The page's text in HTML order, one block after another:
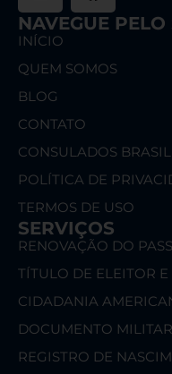
NAVEGUE PELO
INÍCIO
QUEM SOMOS
BLOG
CONTATO
CONSULADOS
POLÍTICA DE
TERMOS DE USO
SERVIÇOS
RENOVAÇÃO DO
TÍTULO DE ELEITOR E
CIDADANIA
DOCUMENTO MILITAR
REGISTRO DE